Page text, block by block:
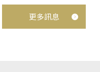
更多訊息